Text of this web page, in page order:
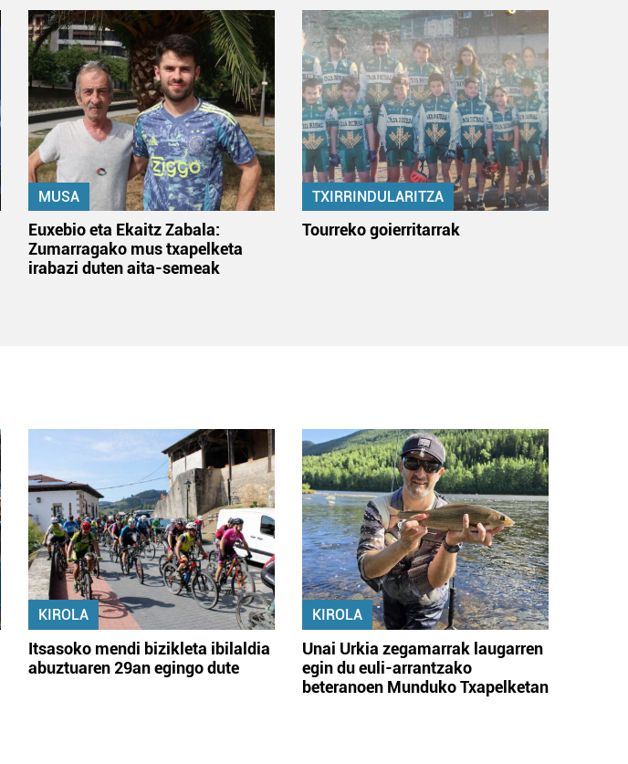
MUSA
Euxebio eta Ekaitz Zabala:
Zumarragako mus txapelketa
irabazi duten aita-semeak
TXIRRINDULARITZA
Tourreko goierritarrak
KIROLA
Itsasoko mendi bizikleta ibilaldia
abuztuaren 29an egingo dute
KIROLA
Unai Urkia zegamarrak laugarren
egin du euli-arrantzako
beteranoen Munduko Txapelketan